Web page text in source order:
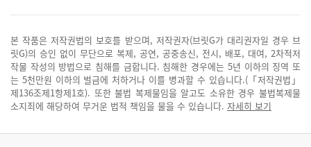
본 작품은 저작권법의 보호를 받으며, 저작권자(브릿G가 대리권자일 경우 브
릿G)의 승인 없이 무단으로 복제, 공연, 공중송신, 전시, 배포, 대여, 2차적저
작물 작성의 방법으로 침해를 금합니다. 침해한 경우에는 5년 이하의 징역 또
는 5천만원 이하의 벌금에 처하거나 이를 병과할 수 있습니다.(「저작권법」
제136조제1항제1호). 또한 불법 복제물임을 알고도 소유한 경우 불법복제물
소지죄에 해당하여 무거운 법적 책임을 물을 수 있습니다. 자세히 보기